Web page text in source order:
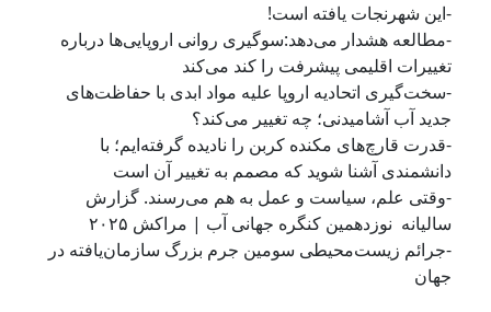
-این شهرنجات یافته است!
-مطالعه هشدار می‌دهد:سوگیری روانی اروپایی‌ها درباره
تغییرات اقلیمی پیشرفت را کند می‌کند
-سخت‌گیری اتحادیه اروپا علیه مواد ابدی با حفاظت‌های
جدید آب آشامیدنی؛ چه تغییر می‌کند؟
-قدرت قارچ‌های مکنده کربن را نادیده گرفته‌ایم؛ با
دانشمندی آشنا شوید که مصمم به تغییر آن است
-وقتی علم، سیاست و عمل به هم می‌رسند. گزارش
سالیانه نوزدهمین کنگره جهانی آب | مراکش ۲۰۲۵
-جرائم زیست‌محیطی سومین جرم بزرگ سازمان‌یافته در
جهان